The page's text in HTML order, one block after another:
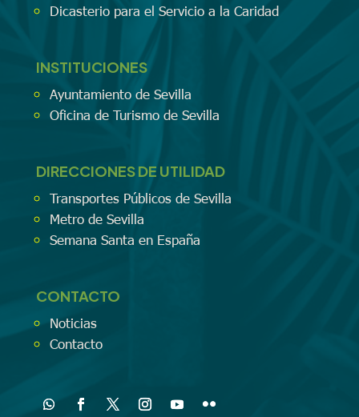
Dicasterio para el Servicio a la Caridad
INSTITUCIONES
Ayuntamiento de Sevilla
Oficina de Turismo de Sevilla
DIRECCIONES DE UTILIDAD
Transportes Públicos de Sevilla
Metro de Sevilla
Semana Santa en España
CONTACTO
Noticias
Contacto